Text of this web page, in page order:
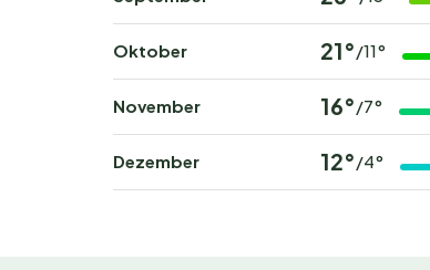
Oktober 21°/11°
November 16°/7°
Dezember 12°/4°